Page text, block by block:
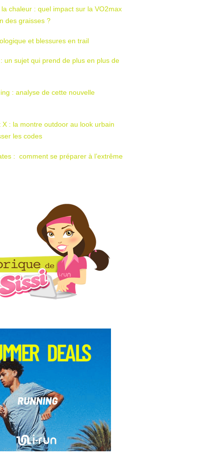
chaleur : quel impact sur la VO2max
des graisses ?
et blessures en trail
un sujet qui prend de plus en plus de
: analyse de cette nouvelle
X : la montre outdoor au look urbain
les codes
: comment se préparer à l’extrême